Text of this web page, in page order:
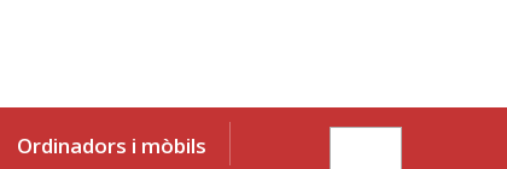
Ordinadors i mòbils